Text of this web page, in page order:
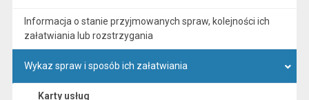
Informacja o stanie przyjmowanych spraw, kolejności ich
załatwiania lub rozstrzygania
Wykaz spraw i sposób ich załatwiania
Karty usług